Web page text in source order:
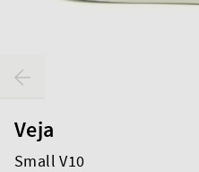
Veja
Small V10